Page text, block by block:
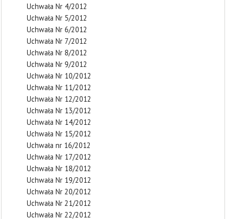
Uchwała Nr 4/2012
Uchwała Nr 5/2012
Uchwała Nr 6/2012
Uchwała Nr 7/2012
Uchwała Nr 8/2012
Uchwała Nr 9/2012
Uchwała Nr 10/2012
Uchwała Nr 11/2012
Uchwała Nr 12/2012
Uchwała Nr 13/2012
Uchwała Nr 14/2012
Uchwała Nr 15/2012
Uchwała nr 16/2012
Uchwała Nr 17/2012
Uchwała Nr 18/2012
Uchwała Nr 19/2012
Uchwała Nr 20/2012
Uchwała Nr 21/2012
Uchwała Nr 22/2012